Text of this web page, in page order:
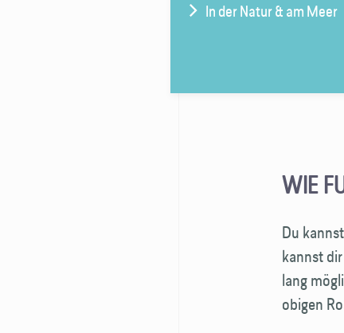
In der Natur & am Meer
WIE
Du
kannst
lang
obigen